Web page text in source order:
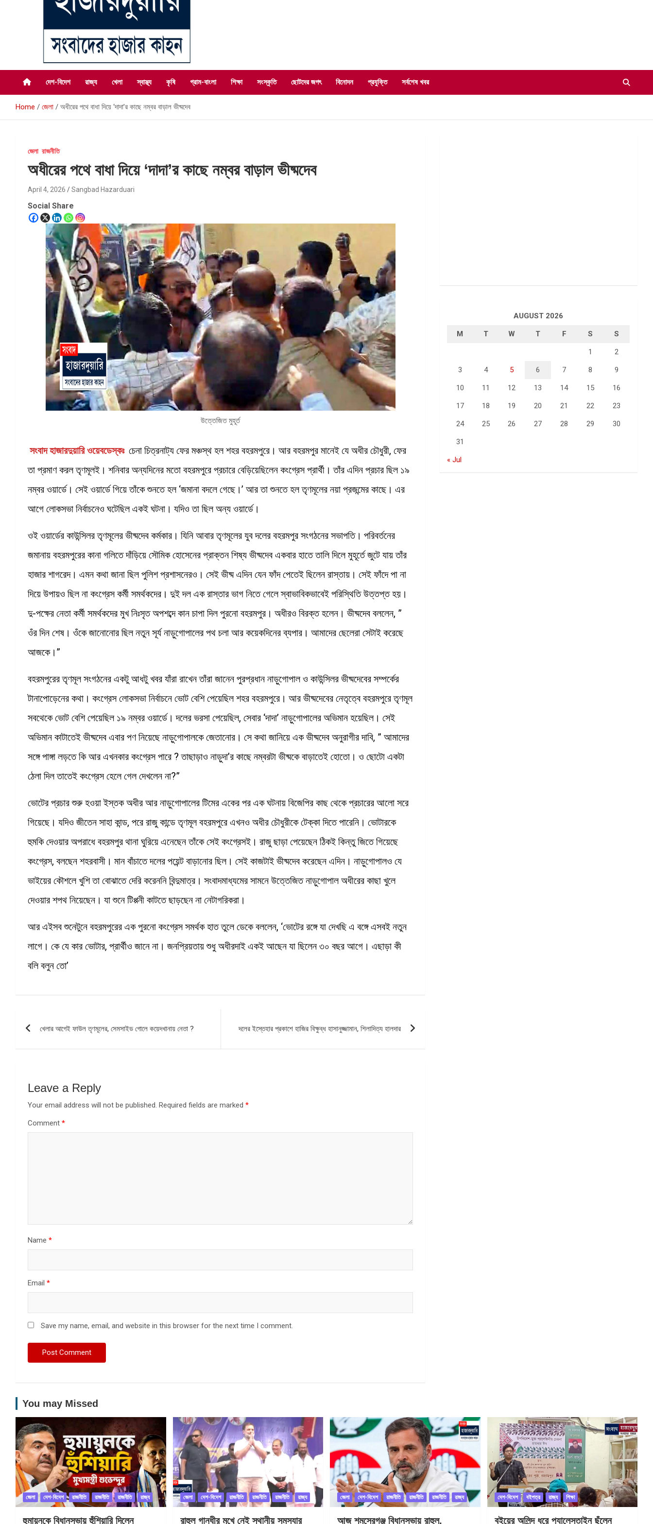
সংবাদ হাজারদুয়ারি
সংবাদের হাজার কাহন
দেশ-বিদেশ
রাজ্য খেলা স্বাস্থ্য কৃষি গ্রাম-বাংলা শিক্ষা সংস্কৃতি ছোটদের জগৎ বিনোদন প্রযুক্তি সর্বশেষ খবর
Home জেলা অধীরের পথে বাধা দিয়ে ‘দাদা’র কাছে নম্বর বাড়াল ভীষ্মদেব
জেলা রাজনীতি
অধীরের পথে বাধা দিয়ে ‘দাদা’র কাছে নম্বর বাড়াল ভীষ্মদেব
April 4, 2026 Sangbad Hazarduari
Social Share
উত্তেজিত মুহূর্ত
সংবাদ হাজারদুয়ারি ওয়েবডেস্কঃ চেনা চিত্রনাট্য ফের মঞ্চস্থ হল শহর বহরমপুরে। আর বহরমপুর মানেই যে অধীর চৌধুরী, ফের
তা প্রমাণ করল তৃণমূলই। শনিবার অন্যদিনের মতো বহরমপুরে প্রচারে বেড়িয়েছিলেন কংগ্রেস প্রার্থী। তাঁর এদিন প্রচার ছিল ১৯
নম্বর ওয়ার্ডে। সেই ওয়ার্ডে গিয়ে তাঁকে শুনতে হল ‘জমানা বদলে গেছে।’ আর তা শুনতে হল তৃণমূলের নয়া প্রজন্মের কাছে। এর
আগে লোকসভা নির্বাচনেও ঘটেছিল একই ঘটনা। যদিও তা ছিল অন্য ওয়ার্ডে।
ওই ওয়ার্ডের কাউন্সিলর তৃণমূলের ভীষ্মদেব কর্মকার। যিনি আবার তৃণমূলের যুব দলের বহরমপুর সংগঠনের সভাপতি। পরিবর্তনের
জমানায় বহরমপুরের কানা গলিতে দাঁড়িয়ে সৌমিক হোসেনের প্রাক্তন শিষ্য ভীষ্মদেব একবার হাতে তালি দিলে মুহূর্তে জুটে যায় তাঁর
হাজার শাগরেদ। এমন কথা জানা ছিল পুলিশ প্রশাসনেরও। সেই ভীষ্ম এদিন যেন ফাঁদ পেতেই ছিলেন রাস্তায়। সেই ফাঁদে পা না
দিয়ে উপায়ও ছিল না কংগ্রেস কর্মী সমর্থকদের। দুই দল এক রাস্তার ভাগ নিতে গেলে স্বাভাবিকভাবেই পরিস্থিতি উত্তপ্ত হয়।
দু-পক্ষের নেতা কর্মী সমর্থকদের মুখ নিঃসৃত অপশব্দে কান চাপা দিল পুরনো বহরমপুর। অধীরও বিরক্ত হলেন। ভীষ্মদেব বললেন, ”
ওঁর দিন শেষ। ওঁকে জানোনোর ছিল নতুন সূর্য নাড়ুগোপালের পথ চলা আর কয়েকদিনের ব্যপার। আমাদের ছেলেরা সেটাই করেছে
আজকে।”
বহরমপুরের তৃণমূল সংগঠনের একটু আধটু খবর যাঁরা রাখেন তাঁরা জানেন পুরপ্রধান নাড়ুগোপাল ও কাউন্সিলর ভীষ্মদেবের সম্পর্কের
টানাপোড়েনের কথা। কংগ্রেস লোকসভা নির্বাচনে ভোট বেশি পেয়েছিল শহর বহরমপুরে। আর ভীষ্মদেবের নেতৃত্বে বহরমপুরে তৃণমূল
সবথেকে ভোট বেশি পেয়েছিল ১৯ নম্বর ওয়ার্ডে। দলের ভরসা পেয়েছিল, সেবার ‘দাদা’ নাড়ুগোপালের অভিমান হয়েছিল। সেই
অভিমান কাটাতেই ভীষ্মদেব এবার পণ নিয়েছে নাড়ুগোপালকে জেতানোর। সে কথা জানিয়ে এক ভীষ্মদেব অনুরাগীর দাবি, ” আমাদের
সঙ্গে পাঙ্গা লড়তে কি আর এখনকার কংগ্রেস পারে ? তাছাড়াও নাড়ুদা’র কাছে নম্বরটা ভীষ্মকে বাড়াতেই হোতো। ও ছোটো একটা
ঠেলা দিল তাতেই কংগ্রেস হেলে গেল দেখলেন না?”
ভোটের প্রচার শুরু হওয়া ইস্তক অধীর আর নাড়ুগোপালের টিমের একের পর এক ঘটনায় বিজেপির কাছ থেকে প্রচারের আলো সরে
গিয়েছে। যদিও জীতেন সাহা কান্ড, পরে রাজু কান্ডে তৃণমূল বহরমপুরে এখনও অধীর চৌধুরীকে টেক্কা দিতে পারেনি। ভোটারকে
হুমকি দেওয়ার অপরাধে বহরমপুর থানা ঘুরিয়ে এনেছেন তাঁকে সেই কংগ্রেসই। রাজু ছাড়া পেয়েছেন ঠিকই কিন্তু জিতে গিয়েছে
কংগ্রেস, বলছেন শহরবাসী। মান বাঁচাতে দলের পয়েন্ট বাড়ানোর ছিল। সেই কাজটাই ভীষ্মদেব করেছেন এদিন। নাড়ুগোপালও যে
ভাইয়ের কৌশলে খুশি তা বোঝাতে দেরি করেননি বিন্দুমাত্র। সংবাদমাধ্যমের সামনে উত্তেজিত নাড়ুগোপাল অধীরের কাছা খুলে
দেওয়ার শপথ নিয়েছেন। যা শুনে টিপ্পনী কাটতে ছাড়ছেন না নেটাগরিকরা।
আর এইসব শুনেটুনে বহরমপুরের এক পুরনো কংগ্রেস সমর্থক হাত তুলে ডেকে বললেন, ‘ভোটের রঙ্গে যা দেখছি এ বঙ্গে এসবই নতুন
লাগে। কে যে কার ভোটার, প্রার্থীও জানে না। জনপ্রিয়তায় শুধু অধীরদাই একই আছেন যা ছিলেন ৩০ বছর আগে। এছাড়া কী
বলি বলুন তো’
খেলার আগেই ফাউল তৃণমূলের, সেমসাইড গোলে কয়েদখানায় নেতা ? দলের ইস্তেহার প্রকাশে হাজির বিক্ষুব্ধ হাসানুজ্জামান, শিলাদিত্য হালদার
Leave a Reply
Your email address will not be published. Required fields are marked *
Comment *
Name *
Email *
Save my name, email, and website in this browser for the next time I comment.
AUGUST 2026
M T W T F S S
1 2
3 4 5 6 7 8 9
10 11 12 13 14 15 16
17 18 19 20 21 22 23
24 25 26 27 28 29 30
31
« Jul
You may Missed
জেলা দেশ-বিদেশ রাজনীতি রাজনীতি রাজনীতি রাজ্য
হুমায়ুনকে বিধানসভায় হুঁশিয়ারি দিলেন
জেলা দেশ-বিদেশ রাজনীতি রাজনীতি রাজনীতি রাজ্য
রাহুল গান্ধীর মুখে নেই স্থানীয় সমস্যার
জেলা দেশ-বিদেশ রাজনীতি রাজনীতি রাজনীতি রাজ্য
আজ শমসেরগঞ্জ বিধানসভায় রাহুল,
দেশ-বিদেশ বইপত্র রাজ্য শিক্ষা
বইয়ের অলিন্দ ধরে প্যালেস্তাইন ছুঁলেন